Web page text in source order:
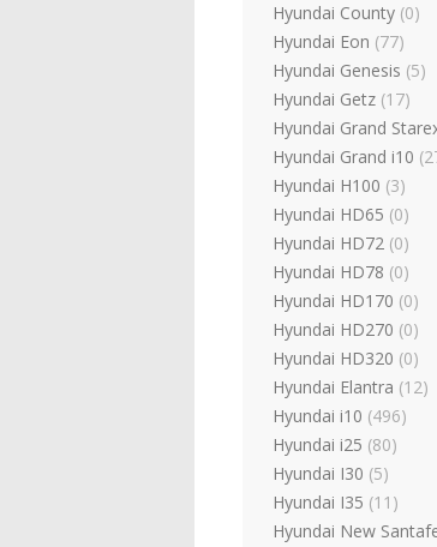
Hyundai County (0)
Hyundai Eon (77)
Hyundai Genesis (5)
Hyundai Getz (17)
Hyundai Grand
Hyundai Grand i10
Hyundai H100 (3)
Hyundai HD65 (0)
Hyundai HD72 (0)
Hyundai HD78 (0)
Hyundai HD170 (0)
Hyundai HD270 (0)
Hyundai HD320 (0)
Hyundai Elantra (12)
Hyundai i10 (496)
Hyundai i25 (80)
Hyundai I30 (5)
Hyundai I35 (11)
Hyundai New